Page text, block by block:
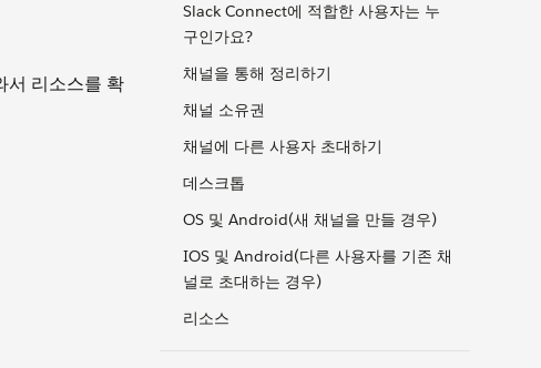
Slack Connect에 적합한 사용자는 누
구인가요?
채널을 통해 정리하기
채널 소유권
채널에 다른 사용자 초대하기
데스크톱
OS 및 Android(새 채널을 만들 경우)
IOS 및 Android(다른 사용자를 기존 채
널로 초대하는 경우)
리소스
서 리소스를 확